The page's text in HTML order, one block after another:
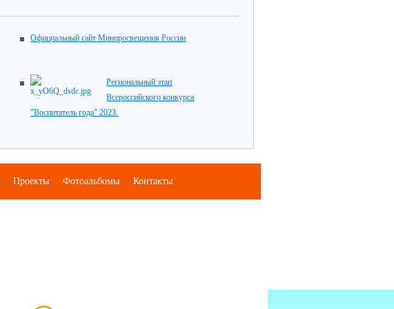
Официальный сайт Минпросвещения России
Региональный этап
Всероссийского конкурса
"Воспитатель года" 2023.
Проекты Фотоальбомы Контакты